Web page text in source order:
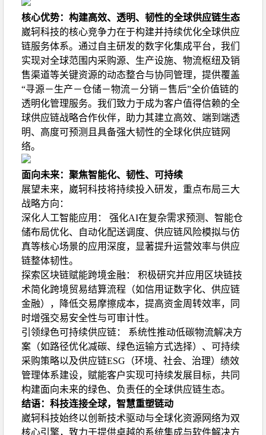
核心优势：构建高效、透明、韧性的全球供应链生态
崴轲科技的核心竞争力在于构建并持续优化全球供应
链服务体系。通过自主研发的数字化集成平台，我们
实现对全球范围内采购源、生产设施、物流枢纽及销
售渠道等关键资源的动态整合与协同管理，提供覆盖
“寻源－生产－仓储－物流－分销－售后”全价值链的
透明化管理服务。我们致力于成为客户值得信赖的全
球供应链战略合作伙伴，助力其建立高效、端到端透
明、高度可预测且具备强大韧性的全球化供应链网
络。
面向未来：聚焦智能化、韧性、可持续
展望未来，崴轲科技将持续投入研发，重点布局三大
战略方向：
深化人工智能应用： 强化AI在复杂需求预测、智能仓
储布局优化、自动化配送调度、供应链风险模拟与仿
真等核心场景的应用深度，显著提升运营效率与供应
链整体韧性。
探索区块链赋能跨境金融： 积极研究并应用区块链技
术简化跨境贸易结算流程（如信用证数字化、供应链
金融），降低交易摩擦成本，提高资金周转效率，同
时增强交易安全性与可审计性。
引领绿色可持续供应链： 系统性推动低碳物流解决方
案（如路径优化减碳、绿色运输方式选择）、可持续
采购策略以及供应链ESG（环境、社会、治理）绩效
管理体系建设，赋能客户实现可持续发展目标，共同
构建面向未来的绿色、负责任的全球供应链生态。
结语：科技连接全球，智慧重塑链动
崴轲科技始终以创新技术驱动与全球化资源网络为双
核心引擎，致力于提供卓越的系统集成与软件解决方